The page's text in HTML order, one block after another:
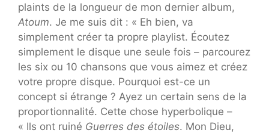
plaints de la longueur de mon dernier album,
Atoum. Je me suis dit : « Eh bien, va
simplement créer ta propre playlist. Écoutez
simplement le disque une seule fois – parcourez
les six ou 10 chansons que vous aimez et créez
votre propre disque. Pourquoi est-ce un
concept si étrange ? Ayez un certain sens de la
proportionnalité. Cette chose hyperbolique –
« Ils ont ruiné Guerres des étoiles. Mon Dieu,